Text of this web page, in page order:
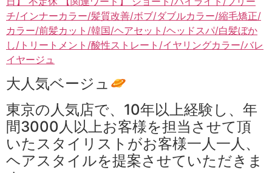
大人気ベージュ
東京の人気店で、10年以上経験し、年
間3000人以上お客様を担当させて頂
いたスタイリストがお客様一人一人、
ヘアスタイルを提案させていただきま